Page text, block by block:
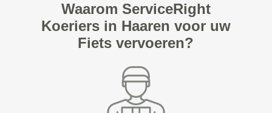
Waarom ServiceRight
Koeriers in Haaren voor uw
Fiets vervoeren?